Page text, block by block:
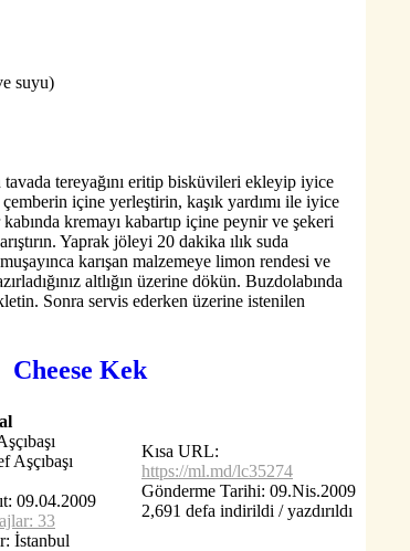
suyu)
tavada tereyağını eritip bisküvileri ekleyip iyice
içine yerleştirin, kaşık yardımı ile iyice
kremayı kabartıp içine peynir ve şekeri
Yaprak jöleyi 20 dakika ılık suda
karışan malzemeye limon rendesi ve
altlığın üzerine dökün. Buzdolabında
Sonra servis ederken üzerine istenilen
Cheese Kek
09.04.2009
33
İstanbul
Kısa URL:
https://ml.md/lc35274
Gönderme Tarihi: 09.Nis.2009
2,691 defa indirildi / yazdırıldı